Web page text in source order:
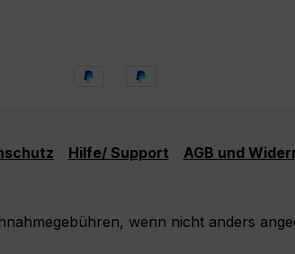
Hilfe/ Support AGB und
wenn nicht anders